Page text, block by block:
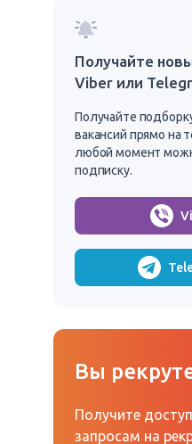
Получайте
Viber или
Получайте
вакансий прямо на
любой момент
подписку.
Вы
Получите
запросам на